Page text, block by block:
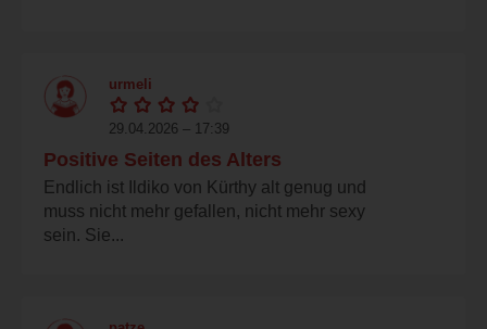
urmeli
29.04.2026 – 17:39
Positive Seiten des Alters
Endlich ist Ildiko von Kürthy alt genug und
muss nicht mehr gefallen, nicht mehr sexy
sein. Sie...